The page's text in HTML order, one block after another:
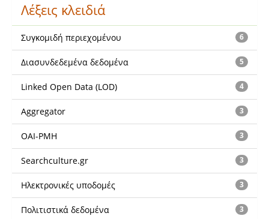
Λέξεις κλειδιά
6
Συγκομιδή περιεχομένου
5
Διασυνδεδεμένα δεδομένα
4
Linked Open Data (LOD)
3
Aggregator
3
OAI-PMH
3
Searchculture.gr
3
Ηλεκτρονικές υποδομές
3
Πολιτιστικά δεδομένα